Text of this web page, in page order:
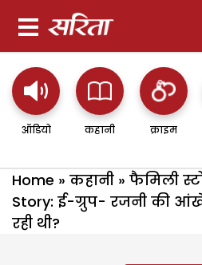
ऑडियो कहानी क्राइम
Home » कहानी » फैमिली
Story: ई-ग्रुप- रजनी की
रही थी?